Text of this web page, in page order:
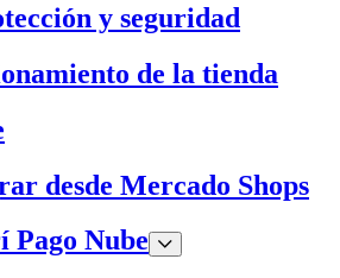
y seguridad
de la tienda
desde Mercado Shops
Pago Nube